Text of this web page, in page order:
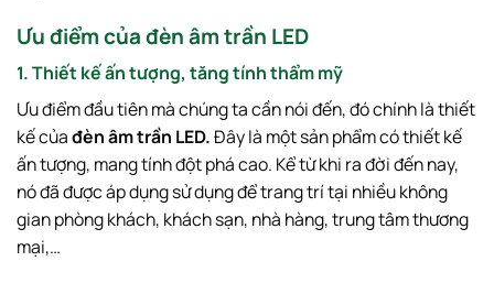
Ưu điểm của đèn âm trần LED
1. Thiếtkế ấn tượng, tăng tính thẩm mỹ
Ưu điểm đầu tiên mà chúng ta cần nói đến, đó chính là thiết
kế củađèn âm trần LED.Đây là một sản phẩm có thiết kế
ấn tượng, mang tính đột phá cao. Kể từ khi ra đời đến nay,
nó đã được áp dụng sử dụng để trang trí tại nhiều không
gian phòng khách, khách sạn, nhà hàng, trung tâm thương
mại,…